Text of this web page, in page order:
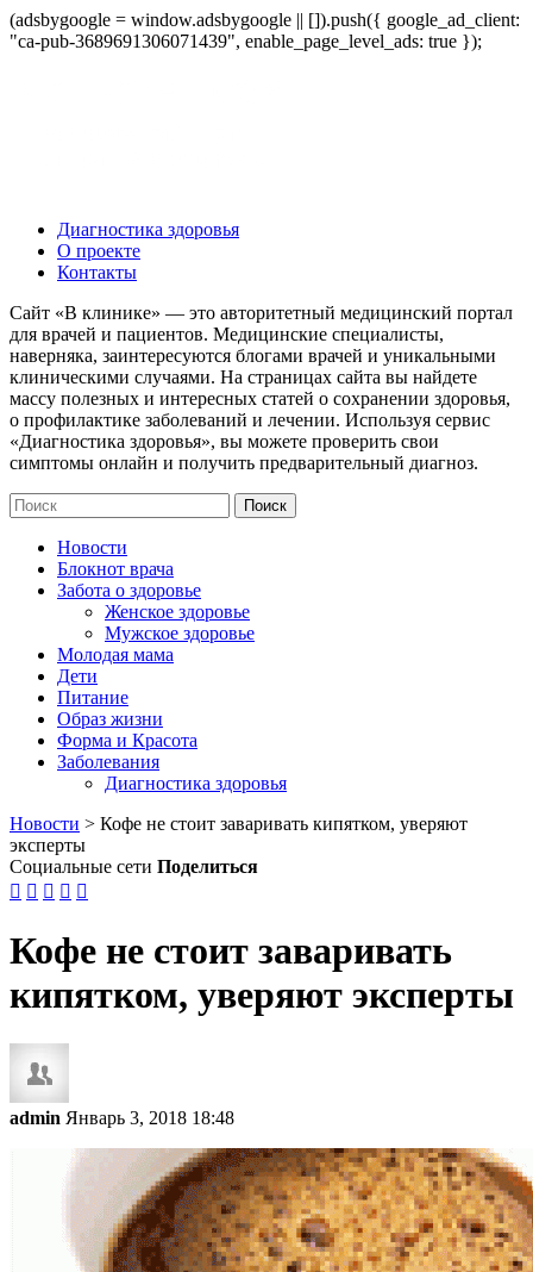
(adsbygoogle = window.adsbygoogle || []).push({ google_ad_client:
"ca-pub-3689691306071439", enable_page_level_ads: true });
Диагностика здоровья
О проекте
Контакты
Сайт «В клинике» — это авторитетный медицинский портал
для врачей и пациентов. Медицинские специалисты,
наверняка, заинтересуются блогами врачей и уникальными
клиническими случаями. На страницах сайта вы найдете
массу полезных и интересных статей о сохранении здоровья,
о профилактике заболеваний и лечении. Используя сервис
«Диагностика здоровья», вы можете проверить свои
симптомы онлайн и получить предварительный диагноз.
Новости
Блокнот врача
Забота о здоровье
Женское здоровье
Мужское здоровье
Молодая мама
Дети
Питание
Образ жизни
Форма и Красота
Заболевания
Диагностика здоровья
Новости > Кофе не стоит заваривать кипятком, уверяют
эксперты
Социальные сети Поделиться
    
Кофе не стоит заваривать
кипятком, уверяют эксперты
admin Январь 3, 2018 18:48